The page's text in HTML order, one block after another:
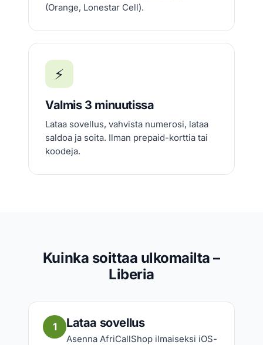
(Orange, Lonestar Cell).
⚡
Valmis 3 minuutissa
Lataa sovellus, vahvista numerosi, lataa
saldoa ja soita. Ilman prepaid-korttia tai
koodeja.
Kuinka soittaa ulkomailta –
Liberia
1 Lataa sovellus
Asenna AfriCallShop ilmaiseksi iOS-